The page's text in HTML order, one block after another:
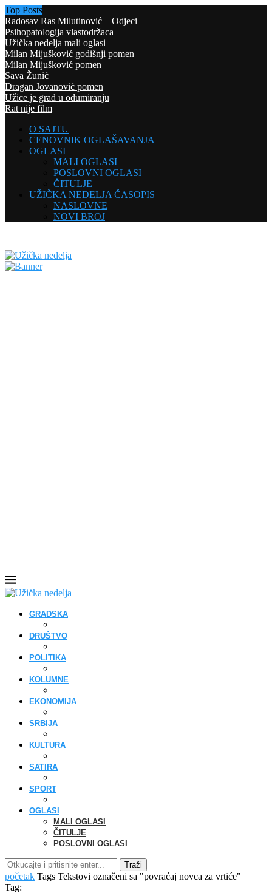
Top Posts
Radosav Ras Milutinović – Odjeci
Psihopatologija vlastodržaca
Užička nedelja mali oglasi
Milan Mijušković godišnji pomen
Milan Mijušković pomen
Sava Žunić
Dragan Jovanović pomen
Užice je grad u odumiranju
Rat nije film
O SAJTU
CENOVNIK OGLAŠAVANJA
OGLASI
MALI OGLASI
POSLOVNI OGLASI
ČITULJE
UŽIČKA NEDELJA ČASOPIS
NASLOVNE
NOVI BROJ
GRADSKA
DRUŠTVO
POLITIKA
KOLUMNE
EKONOMIJA
SRBIJA
KULTURA
SATIRA
SPORT
OGLASI
MALI OGLASI
ČITULJE
POSLOVNI OGLASI
Traži
početak Tags Tekstovi označeni sa "povraćaj novca za vrtiće"
Tag: